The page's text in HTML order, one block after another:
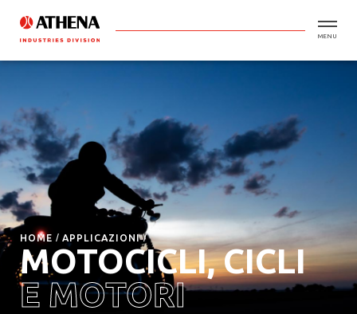
MENU
HOME APPLICAZIONI
MOTOCICLI, CICLI
E MOTORI